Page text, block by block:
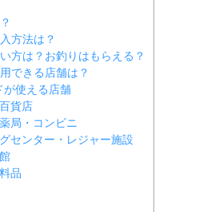
方法は？
方は？お釣りはもらえる？
できる店舗は？
が使える店舗
貨店
局・コンビニ
センター・レジャー施設
品